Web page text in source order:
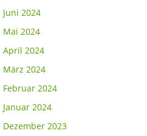
Juni 2024
Mai 2024
April 2024
März 2024
Februar 2024
Januar 2024
Dezember 2023